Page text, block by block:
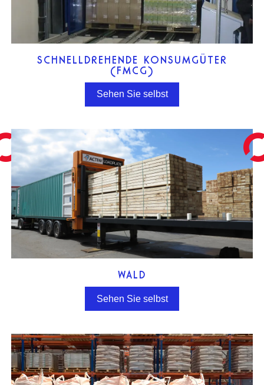
SCHNELLDREHENDE KONSUMGÜTER
(FMCG)
Sehen Sie selbst
WALD
Sehen Sie selbst